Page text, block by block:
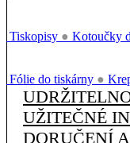
Tiskopisy ● Kotoučky
Fólie do tiskárny ●
UŽITEČNÉ
DORUČENÍ